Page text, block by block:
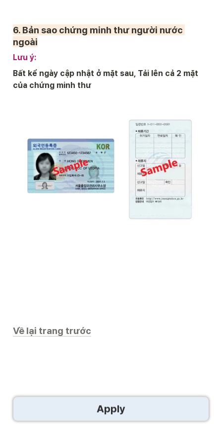
Apply
6. Bản sao chứng minh thư người nước
ngoài
Lưu ý:
Bất kể ngày cập nhật ở mặt sau, Tải lên cả 2 mặt
của chứng minh thư
Về lại trang trước